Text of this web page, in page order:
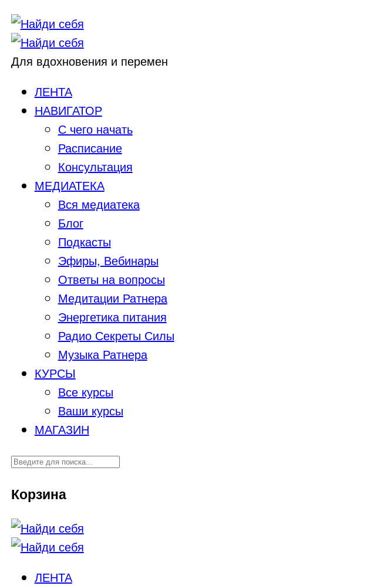
Для вдохновения и перемен
ЛЕНТА
НАВИГАТОР
С чего начать
Расписание
Консультация
МЕДИАТЕКА
Вся медиатека
Блог
Подкасты
Эфиры, Вебинары
Ответы на вопросы
Медитации Ратнера
Энергетика питания
Радио Секреты Силы
Музыка Ратнера
КУРСЫ
Все курсы
Ваши курсы
МАГАЗИН
Корзина
ЛЕНТА